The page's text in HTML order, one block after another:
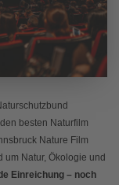
besten Naturfilm
Nature Film
um Natur, Ökologie und
Einreichung – noch